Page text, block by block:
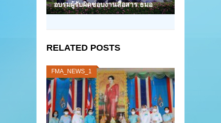
อบรมผู้รับผิดชอบงานสื่อสาร ธมอ
RELATED POSTS
FMA_NEWS_1